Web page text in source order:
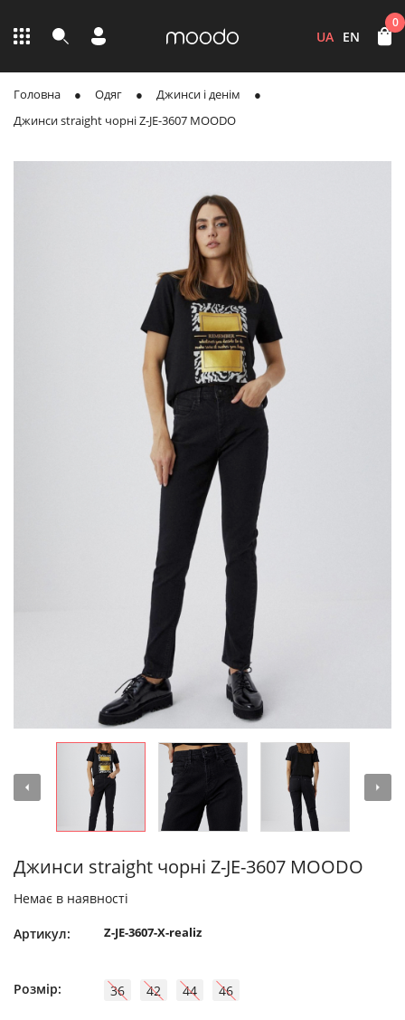
UA EN
0
Головна Одяг
Джинси і денім
Джинси straight чорні Z-JE-3607 MOODO
Джинси straight чорні Z-JE-3607 MOODO
Немає в наявності
Артикул: Z-JE-3607-X-realiz
Розмір: 36 42 44 46